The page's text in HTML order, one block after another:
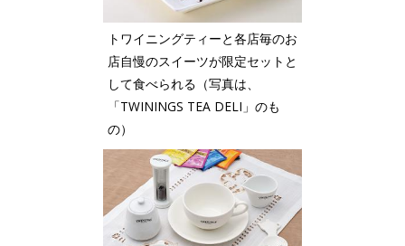
トワイニングティーと各店毎のお
店自慢のスイーツが限定セットと
して食べられる（写真は、
「TWININGS TEA DELI」のも
の）